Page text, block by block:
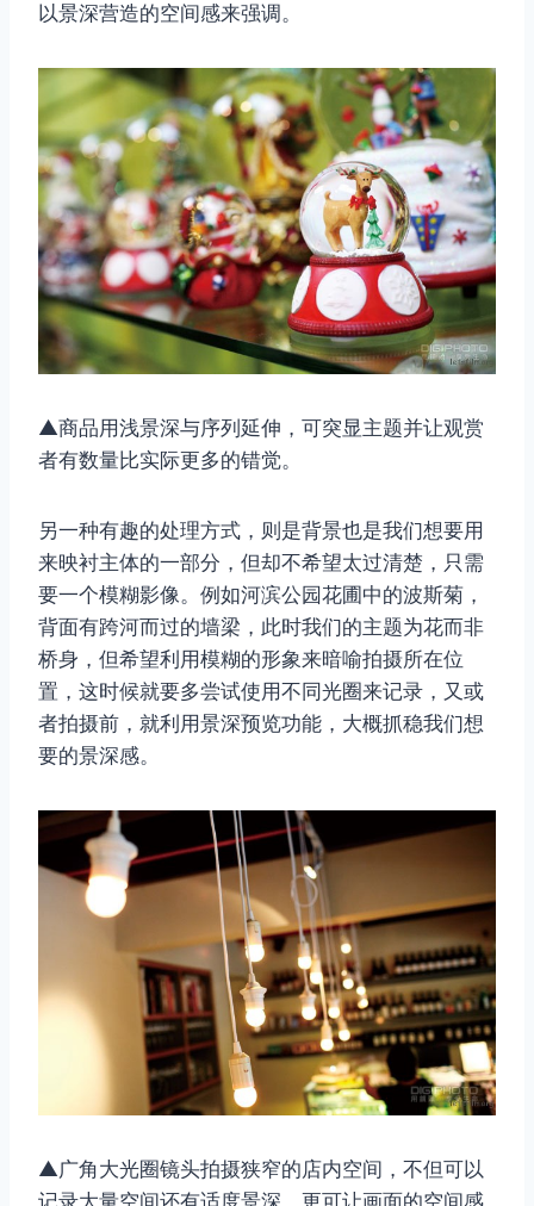
以景深营造的空间感来强调。
▲商品用浅景深与序列延伸，可突显主题并让观赏
者有数量比实际更多的错觉。
另一种有趣的处理方式，则是背景也是我们想要用
来映衬主体的一部分，但却不希望太过清楚，只需
要一个模糊影像。例如河滨公园花圃中的波斯菊，
背面有跨河而过的墙梁，此时我们的主题为花而非
桥身，但希望利用模糊的形象来暗喻拍摄所在位
置，这时候就要多尝试使用不同光圈来记录，又或
者拍摄前，就利用景深预览功能，大概抓稳我们想
要的景深感。
▲广角大光圈镜头拍摄狭窄的店内空间，不但可以
记录大量空间还有适度景深，更可让画面的空间感